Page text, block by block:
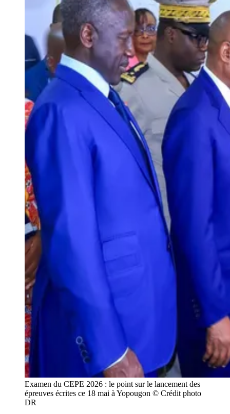
Examen du CEPE 2026 : le point sur le lancement des
épreuves écrites ce 18 mai à Yopougon © Crédit photo
DR